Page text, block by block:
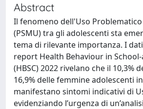
Abstract
Il fenomeno dell'Uso Problematico
(PSMU) tra gli adolescenti sta
tema di rilevante importanza. I
report Health Behaviour in
(HBSC) 2022 rivelano che il 10,3%
16,9% delle femmine adolescenti
manifestano sintomi indicativi di
evidenziando l’urgenza di